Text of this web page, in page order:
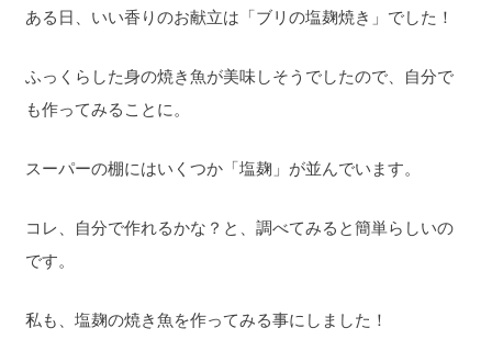
ある日、いい香りのお献立は「ブリの塩麹焼き」でした！
ふっくらした身の焼き魚が美味しそうでしたので、自分で
も作ってみることに。
スーパーの棚にはいくつか「塩麹」が並んでいます。
コレ、自分で作れるかな？と、調べてみると簡単らしいの
です。
私も、塩麹の焼き魚を作ってみる事にしました！